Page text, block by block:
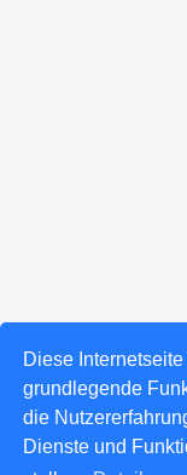
Diese
grundlegende
die
Dienste und